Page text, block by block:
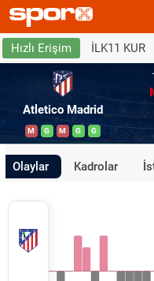
Hızlı Erişim İLK11 KUR
Atletico Madrid
M G M G G
Olaylar Kadrolar